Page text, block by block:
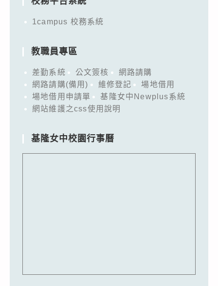
1campus 校務系統
教職員專區
差勤系統 公文簽核
網路請購
網路請購(備用)
維修登記
場地借用
場地借用申請單
基隆女中Newplus系統
網站維護之css使用說明
基隆女中校園行事曆